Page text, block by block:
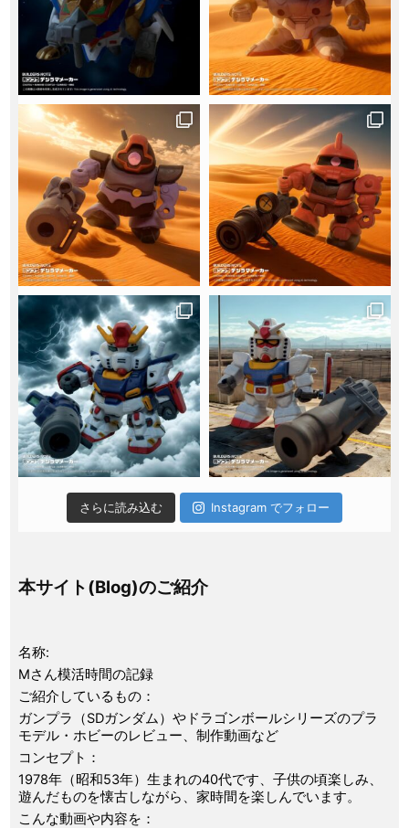
さらに読み込む Instagram でフォロー
本サイト(Blog)のご紹介
名称:
Mさん模活時間の記録
ご紹介しているもの：
ガンプラ（SDガンダム）やドラゴンボールシリーズのプラ
モデル・ホビーのレビュー、制作動画など
コンセプト：
1978年（昭和53年）生まれの40代です、子供の頃楽しみ、
遊んだものを懐古しながら、家時間を楽しんでいます。
こんな動画や内容を：